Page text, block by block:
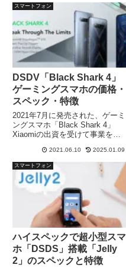
スマートフォン
DSDV「Black Shark 4」
ゲーミングスマホの価格・
スペック・特徴
2021年7月に発売された、ゲーミ
ングスマホ「Black Shark 4」
Xiaomiの出資を受けて事業を行
ら、発売されています。ハイエン
ドの、ゲーミングスマホ「Black
Shark 4」の、スペック仕様を確
認していきます。
2021.06.10 2025.01.09
スマートフォン
ハイスペックで超小型スマ
ホ「DSDS」搭載「Jelly
2」のスペックと特徴